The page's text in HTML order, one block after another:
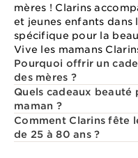
mères ! Clarins
et jeunes enfants dans
spécifique pour la
Vive les mamans
Pourquoi offrir un
des mères ?
Quels cadeaux beauté
maman ?
Comment Clarins fête
de 25 à 80 ans ?